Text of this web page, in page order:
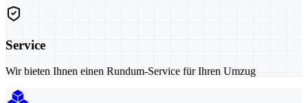
Service
Wir bieten Ihnen einen Rundum-Service für Ihren Umzug